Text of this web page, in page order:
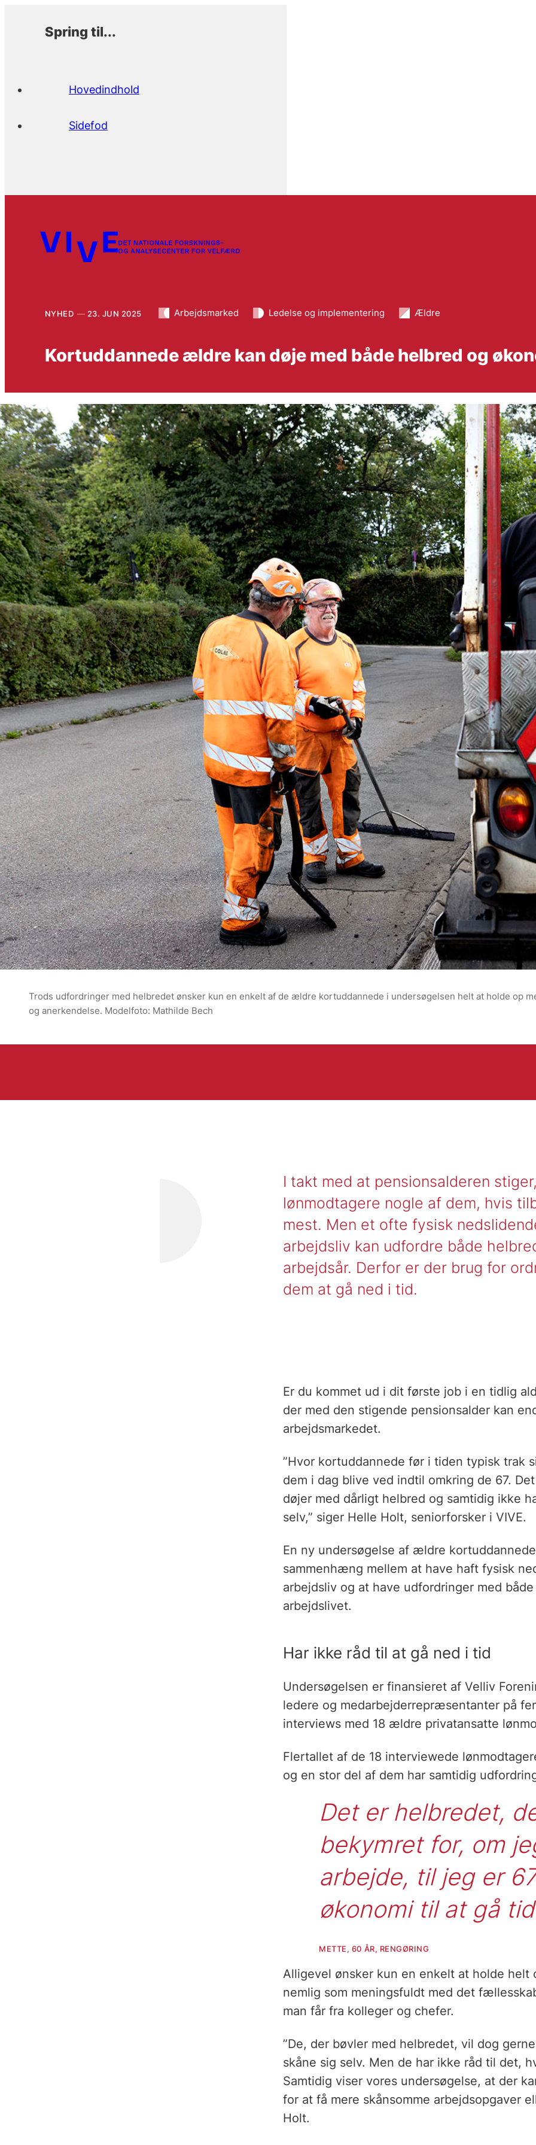
Spring til...
Hovedindhold
Sidefod
NYHED 23. JUN 2025 Arbejdsmarked Ledelse og implementering Ældre
Kortuddannede ældre kan døje med både helbred og
Trods udfordringer med helbredet ønsker kun en enkelt af de ældre kortuddannede i undersøgelsen helt at holde op
og anerkendelse. Modelfoto: Mathilde Bech
I takt med at pensionsalderen
lønmodtagere nogle af dem, hvis
mest. Men et ofte fysisk
arbejdsliv kan udfordre både
arbejdsår. Derfor er der brug for
dem at gå ned i tid.
Er du kommet ud i dit første job i en tidlig
der med den stigende pensionsalder kan
arbejdsmarkedet.
”Hvor kortuddannede før i tiden typisk trak
dem i dag blive ved indtil omkring de 67.
døjer med dårligt helbred og samtidig ikke
selv,” siger Helle Holt, seniorforsker i VIVE.
En ny undersøgelse af ældre
sammenhæng mellem at have haft fysisk
arbejdsliv og at have udfordringer med
arbejdslivet.
Har ikke råd til at gå ned i tid
Undersøgelsen er finansieret af Velliv
ledere og medarbejderrepræsentanter på
interviews med 18 ældre privatansatte
Flertallet af de 18 interviewede
og en stor del af dem har samtidig
Det er helbredet,
bekymret for, om
arbejde, til jeg er
økonomi til at gå
METTE, 60 ÅR, RENGØRING
Alligevel ønsker kun en enkelt at holde helt
nemlig som meningsfuldt med det
man får fra kolleger og chefer.
”De, der bøvler med helbredet, vil dog
skåne sig selv. Men de har ikke råd til det,
Samtidig viser vores undersøgelse, at der
for at få mere skånsomme arbejdsopgaver
Holt.